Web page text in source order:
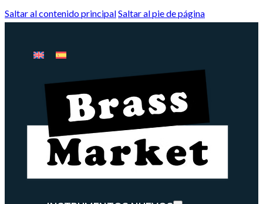
Saltar al contenido principalSaltar al pie de página